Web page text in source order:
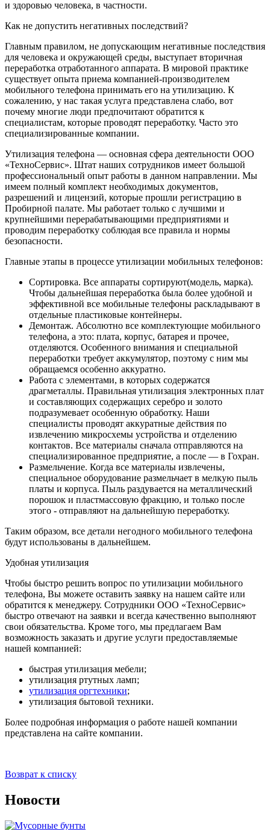
и здоровью человека, в частности.
Как не допустить негативных последствий?
Главным правилом, не допускающим негативные последствия
для человека и окружающей среды, выступает вторичная
переработка отработанного аппарата. В мировой практике
существует опыта приема компанией-производителем
мобильного телефона принимать его на утилизацию. К
сожалению, у нас такая услуга представлена слабо, вот
почему многие люди предпочитают обратится к
специалистам, которые проводят переработку. Часто это
специализированные компании.
Утилизация телефона — основная сфера деятельности ООО
«ТехноСервис». Штат наших сотрудников имеет большой
профессиональный опыт работы в данном направлении. Мы
имеем полный комплект необходимых документов,
разрешений и лицензий, которые прошли регистрацию в
Пробирной палате. Мы работает только с лучшими и
крупнейшими перерабатывающими предприятиями и
проводим переработку соблюдая все правила и нормы
безопасности.
Главные этапы в процессе утилизации мобильных телефонов:
Сортировка. Все аппараты сортируют(модель, марка).
Чтобы дальнейшая переработка была более удобной и
эффективной все мобильные телефоны раскладывают в
отдельные пластиковые контейнеры.
Демонтаж. Абсолютно все комплектующие мобильного
телефона, а это: плата, корпус, батарея и прочее,
отделяются. Особенного внимания и специальной
переработки требует аккумулятор, поэтому с ним мы
обращаемся особенно аккуратно.
Работа с элементами, в которых содержатся
драгметаллы. Правильная утилизация электронных плат
и составляющих содержащих серебро и золото
подразумевает особенную обработку. Наши
специалисты проводят аккуратные действия по
извлечению микросхемы устройства и отделению
контактов. Все материалы сначала отправляются на
специализированное предприятие, а после — в Гохран.
Размельчение. Когда все материалы извлечены,
специальное оборудование размельчает в мелкую пыль
платы и корпуса. Пыль раздувается на металлический
порошок и пластмассовую фракцию, и только после
этого - отправляют на дальнейшую переработку.
Таким образом, все детали негодного мобильного телефона
будут использованы в дальнейшем.
Удобная утилизация
Чтобы быстро решить вопрос по утилизации мобильного
телефона, Вы можете оставить заявку на нашем сайте или
обратится к менеджеру. Сотрудники ООО «ТехноСервис»
быстро отвечают на заявки и всегда качественно выполняют
свои обязательства. Кроме того, мы предлагаем Вам
возможность заказать и другие услуги предоставляемые
нашей компанией:
быстрая утилизация мебели;
утилизация ртутных ламп;
утилизация оргтехники;
утилизация бытовой техники.
Более подробная информация о работе нашей компании
представлена на сайте компании.
Возврат к списку
Новости